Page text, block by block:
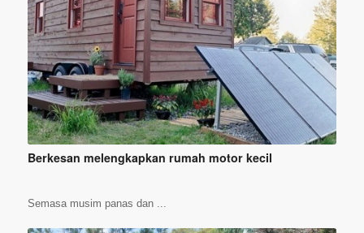
Berkesan melengkapkan rumah motor kecil
Semasa musim panas dan ...